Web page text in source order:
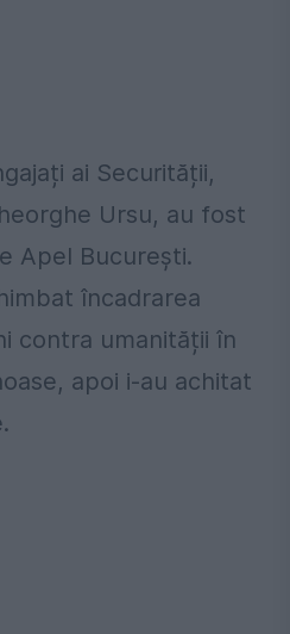
ai Securității,
Ursu, au fost
Apel București.
încadrarea
contra umanității în
apoi i-au achitat